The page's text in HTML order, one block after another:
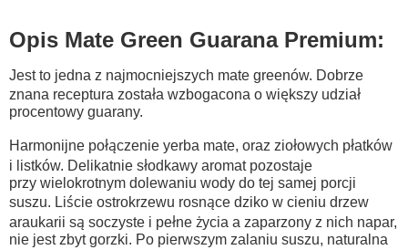
Opis Mate Green Guarana Premium:
Jest to jedna z najmocniejszych mate greenów. Dobrze
znana receptura została wzbogacona o większy udział
procentowy guarany.
Harmonijne połączenie yerba mate, oraz ziołowych płatków
i listków. Delikatnie słodkawy aromat pozostaje
przy wielokrotnym dolewaniu wody do tej samej porcji
suszu. Liście ostrokrzewu rosnące dziko w cieniu drzew
araukarii są soczyste i pełne życia a zaparzony z nich napar,
nie jest zbyt gorzki. Po pierwszym zalaniu suszu, naturalna